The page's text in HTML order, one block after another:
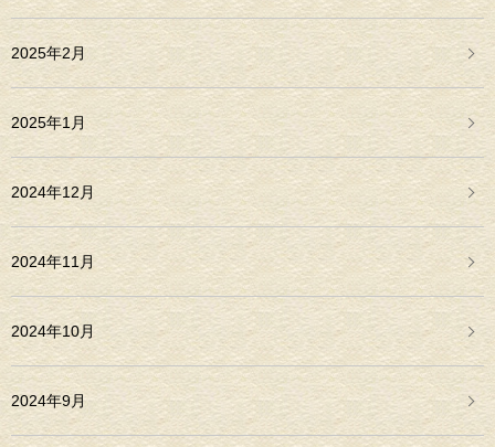
2025年2月
2025年1月
2024年12月
2024年11月
2024年10月
2024年9月